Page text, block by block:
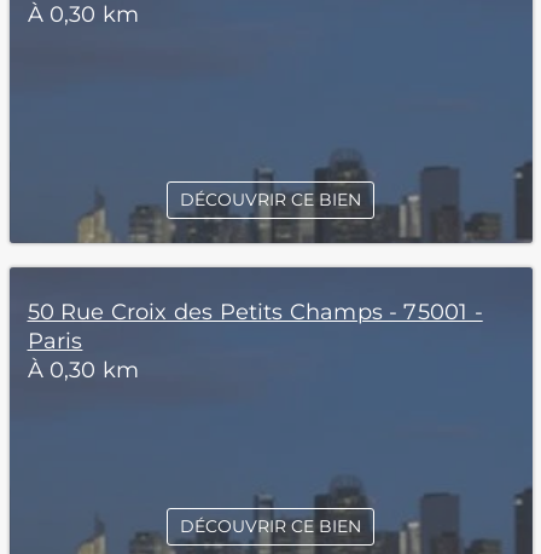
À 0,30 km
DÉCOUVRIR CE BIEN
50 Rue Croix des Petits Champs - 75001 -
Paris
À 0,30 km
DÉCOUVRIR CE BIEN